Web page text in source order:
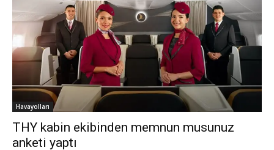
Havayolları
THY kabin ekibinden memnun musunuz
anketi yaptı